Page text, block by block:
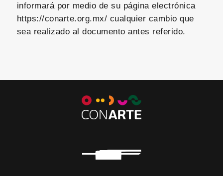
informará por medio de su página electrónica
https://conarte.org.mx/ cualquier cambio que
sea realizado al documento antes referido.